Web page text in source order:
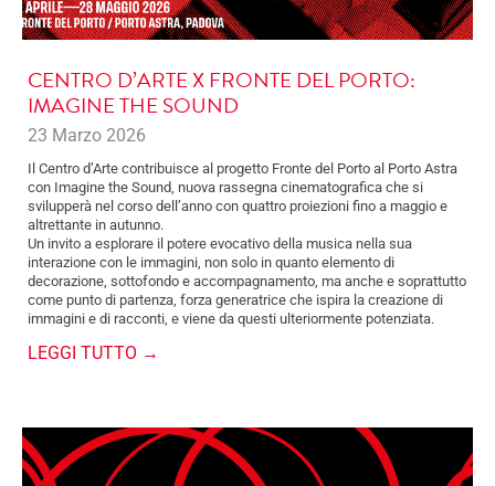
CENTRO D’ARTE X FRONTE DEL PORTO:
IMAGINE THE SOUND
23 Marzo 2026
Il Centro d’Arte contribuisce al progetto Fronte del Porto al Porto Astra
con Imagine the Sound, nuova rassegna cinematografica che si
svilupperà nel corso dell’anno con quattro proiezioni fino a maggio e
altrettante in autunno.
Un invito a esplorare il potere evocativo della musica nella sua
interazione con le immagini, non solo in quanto elemento di
decorazione, sottofondo e accompagnamento, ma anche e soprattutto
come punto di partenza, forza generatrice che ispira la creazione di
immagini e di racconti, e viene da questi ulteriormente potenziata.
LEGGI TUTTO →